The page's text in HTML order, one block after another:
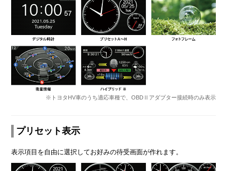
※トヨタHV車のうち適応車種で、OBDⅡアダプター接続時のみ表示
プリセット表示
表示項目を自由に選択してお好みの待受画面が作れます。